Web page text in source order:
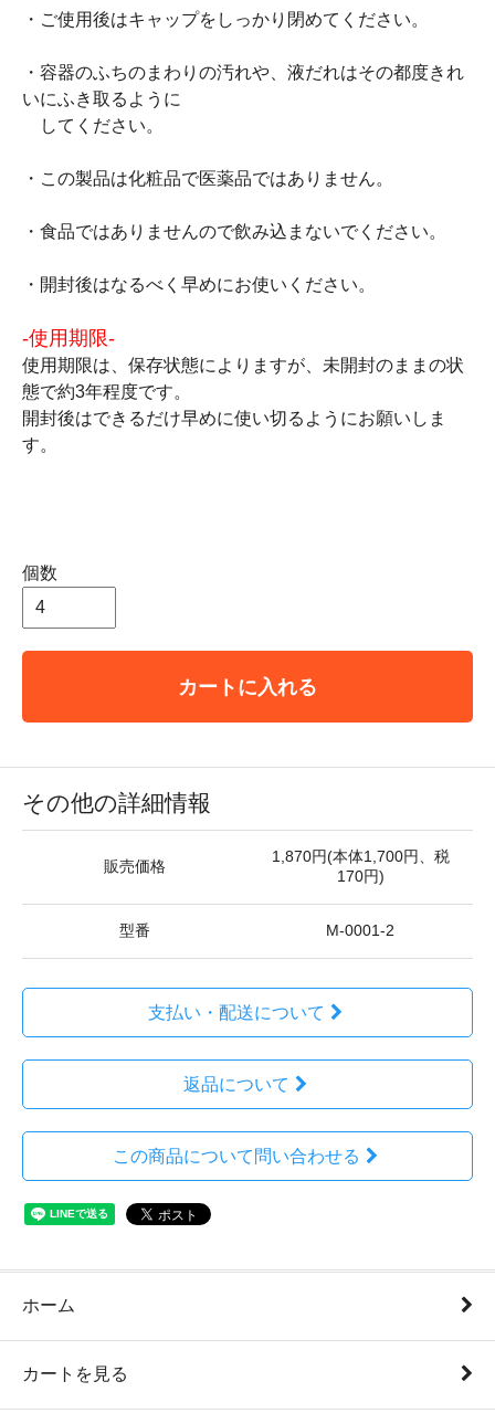
・ご使用後はキャップをしっかり閉めてください。
・容器のふちのまわりの汚れや、液だれはその都度きれ
いにふき取るように
してください。
・この製品は化粧品で医薬品ではありません。
・食品ではありませんので飲み込まないでください。
・開封後はなるべく早めにお使いください。
-使用期限-
使用期限は、保存状態によりますが、未開封のままの状
態で約3年程度です。
開封後はできるだけ早めに使い切るようにお願いしま
す。
個数
カートに入れる
その他の詳細情報
販売価格
1,870円(本体1,700円、税
170円)
型番 M-0001-2
支払い・配送について
返品について
この商品について問い合わせる
ホーム
カートを見る